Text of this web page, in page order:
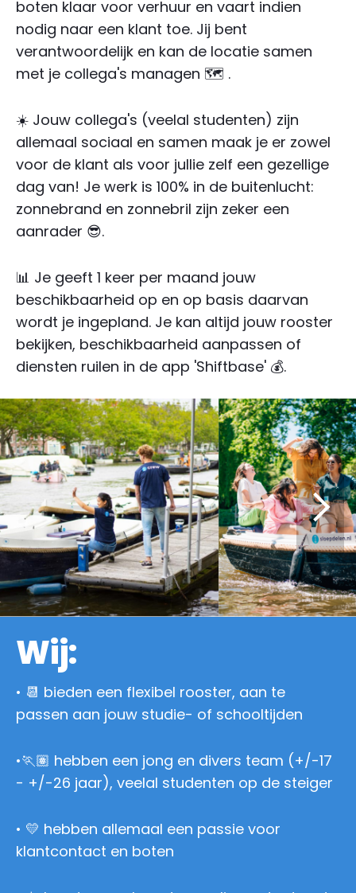
boten klaar voor verhuur en vaart indien
nodig naar een klant toe. Jij bent
verantwoordelijk en kan de locatie samen
met je collega's managen 🗺️ .
☀️ Jouw collega's (veelal studenten) zijn
allemaal sociaal en samen maak je er zowel
voor de klant als voor jullie zelf een gezellige
dag van! Je werk is 100% in de buitenlucht:
zonnebrand en zonnebril zijn zeker een
aanrader 😎.
📊 Je geeft 1 keer per maand jouw
beschikbaarheid op en op basis daarvan
wordt je ingepland. Je kan altijd jouw rooster
bekijken, beschikbaarheid aanpassen of
diensten ruilen in de app 'Shiftbase' 💰.
Wij:
• 📆 bieden een flexibel rooster, aan te
passen aan jouw studie- of schooltijden
•🏃🏽 hebben een jong en divers team (+/-17
- +/-26 jaar), veelal studenten op de steiger
• 💛 hebben allemaal een passie voor
klantcontact en boten